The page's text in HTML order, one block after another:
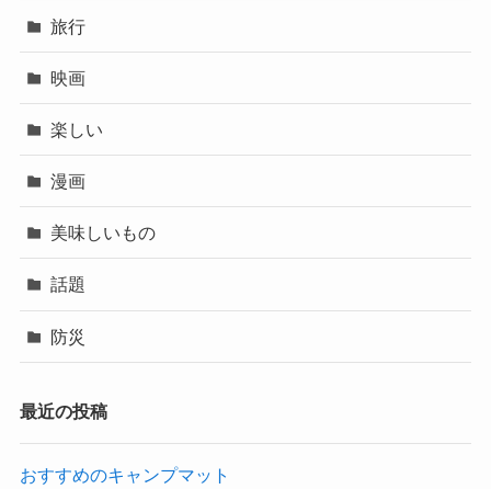
旅行
映画
楽しい
漫画
美味しいもの
話題
防災
最近の投稿
おすすめのキャンプマット